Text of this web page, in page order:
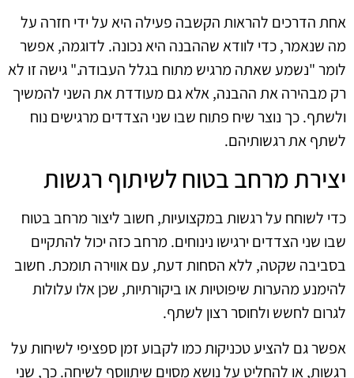
אחת הדרכים להראות הקשבה פעילה היא על ידי חזרה על
מה שנאמר, כדי לוודא שההבנה היא נכונה. לדוגמה, אפשר
לומר "נשמע שאתה מרגיש מתוח בגלל העבודה." גישה זו לא
רק מבהירה את ההבנה, אלא גם מעודדת את השני להמשיך
ולשתף. כך נוצר שיח פתוח שבו שני הצדדים מרגישים נוח
לשתף את רגשותיהם.
יצירת מרחב בטוח לשיתוף רגשות
כדי לשוחח על רגשות במקצועיות, חשוב ליצור מרחב בטוח
שבו שני הצדדים ירגישו נינוחים. מרחב כזה יכול להתקיים
בסביבה שקטה, ללא הסחות דעת, עם אווירה תומכת. חשוב
להימנע מהערות שיפוטיות או ביקורתיות, שכן אלו עלולות
לגרום לחשש ולחוסר רצון לשתף.
אפשר גם להציע טכניקות כמו לקבוע זמן ספציפי לשיחות על
רגשות, או להחליט על נושא מסוים שיתווסף לשיחה. כך, שני